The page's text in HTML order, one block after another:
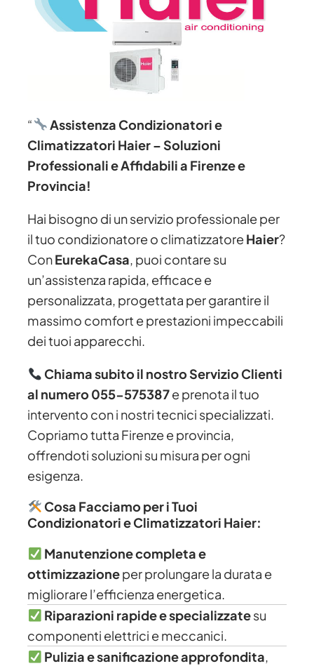
“
Assistenza Condizionatori e
Climatizzatori Haier – Soluzioni
Professionali e Affidabili a Firenze e
Provincia!
Hai bisogno di un servizio professionale per
il tuo condizionatore o climatizzatoreHaier?
ConEurekaCasa, puoi contare su
un’assistenza rapida, efficace e
personalizzata, progettata per garantire il
massimo comfort e prestazioni impeccabili
dei tuoi apparecchi.
Chiama subito il nostro Servizio Clienti
al numero 055-575387e prenota il tuo
intervento con i nostri tecnici specializzati.
Copriamo tutta Firenze e provincia,
offrendoti soluzioni su misura per ogni
esigenza.
Cosa Facciamo per i Tuoi
Condizionatori e Climatizzatori Haier:
Manutenzione completa e
ottimizzazioneper prolungare la durata e
migliorare l’efficienza energetica.
Riparazioni rapide e specializzatesu
componenti elettrici e meccanici.
Pulizia e sanificazione approfondita,